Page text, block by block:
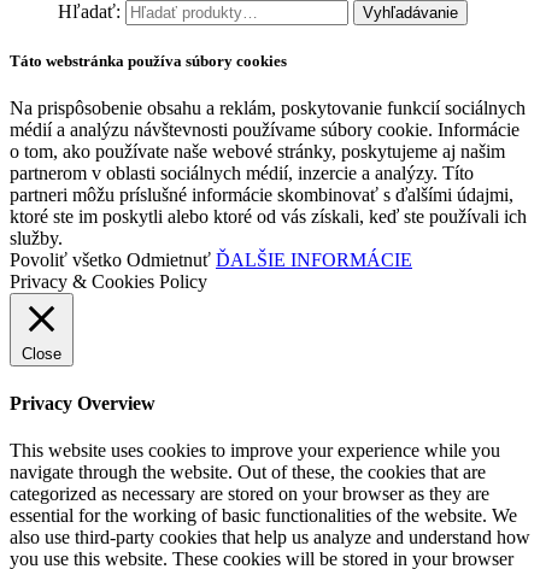
Hľadať:
Vyhľadávanie
Táto webstránka používa súbory cookies
Na prispôsobenie obsahu a reklám, poskytovanie funkcií sociálnych
médií a analýzu návštevnosti používame súbory cookie. Informácie
o tom, ako používate naše webové stránky, poskytujeme aj našim
partnerom v oblasti sociálnych médií, inzercie a analýzy. Títo
partneri môžu príslušné informácie skombinovať s ďalšími údajmi,
ktoré ste im poskytli alebo ktoré od vás získali, keď ste používali ich
služby.
Povoliť všetko Odmietnuť ĎALŠIE INFORMÁCIE
Privacy & Cookies Policy
Close
Privacy Overview
This website uses cookies to improve your experience while you
navigate through the website. Out of these, the cookies that are
categorized as necessary are stored on your browser as they are
essential for the working of basic functionalities of the website. We
also use third-party cookies that help us analyze and understand how
you use this website. These cookies will be stored in your browser